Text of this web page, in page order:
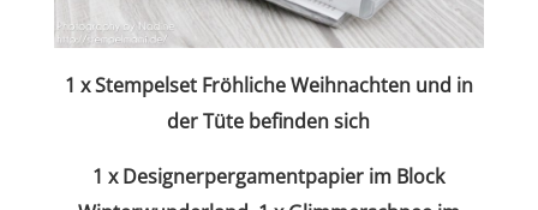
1 x Stempelset Fröhliche Weihnachten und in
der Tüte befinden sich
1 x Designerpergamentpapier im Block